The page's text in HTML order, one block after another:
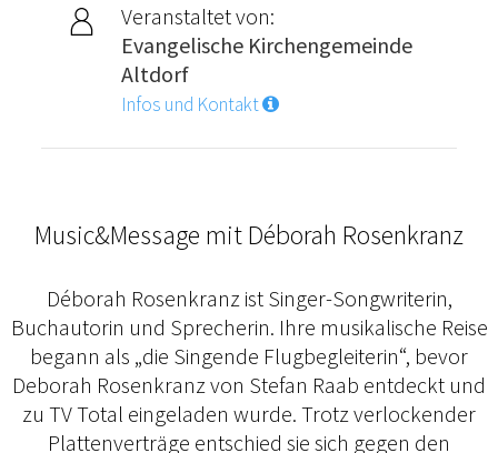
Veranstaltet von:
Evangelische Kirchengemeinde
Altdorf
Infos und Kontakt
Music&Message mit Déborah Rosenkranz
Déborah Rosenkranz ist Singer-Songwriterin,
Buchautorin und Sprecherin. Ihre musikalische Reise
begann als „die Singende Flugbegleiterin“, bevor
Deborah Rosenkranz von Stefan Raab entdeckt und
zu TV Total eingeladen wurde. Trotz verlockender
Plattenverträge entschied sie sich gegen den